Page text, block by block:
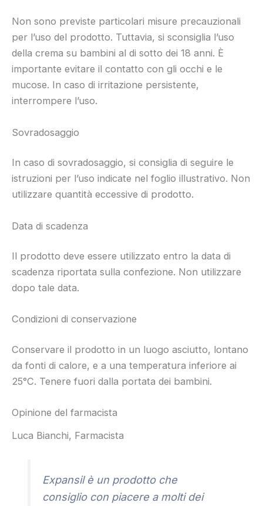
Non sono previste particolari misure precauzionali
per l’uso del prodotto. Tuttavia, si sconsiglia l’uso
della crema su bambini al di sotto dei 18 anni. È
importante evitare il contatto con gli occhi e le
mucose. In caso di irritazione persistente,
interrompere l’uso.
Sovradosaggio
In caso di sovradosaggio, si consiglia di seguire le
istruzioni per l’uso indicate nel foglio illustrativo. Non
utilizzare quantità eccessive di prodotto.
Data di scadenza
Il prodotto deve essere utilizzato entro la data di
scadenza riportata sulla confezione. Non utilizzare
dopo tale data.
Condizioni di conservazione
Conservare il prodotto in un luogo asciutto, lontano
da fonti di calore, e a una temperatura inferiore ai
25°C. Tenere fuori dalla portata dei bambini.
Opinione del farmacista
Luca Bianchi, Farmacista
Expansil è un prodotto che
consiglio con piacere a molti dei